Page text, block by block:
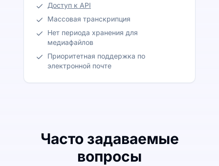
Доступ к API
Массовая транскрипция
Нет периода хранения для
медиафайлов
Приоритетная поддержка по
электронной почте
Часто задаваемые
вопросы